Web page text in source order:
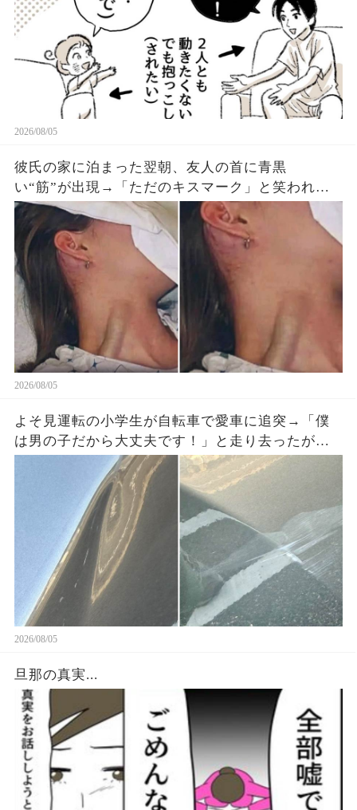
2026/08/05
彼氏の家に泊まった翌朝、友人の首に青黒
い“筋”が出現→「ただのキスマーク」と笑われた
が、医師は昨夜の首への圧迫を確認した
2026/08/05
よそ見運転の小学生が自転車で愛車に追突→「僕
は男の子だから大丈夫です！」と走り去ったが、
ドラレコに残った一言で両親が戻ってきた
2026/08/05
旦那の真実...